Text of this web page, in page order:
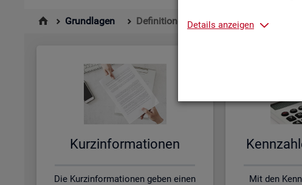
Details anzeigen
Grundlagen Definitionen
Kurz­in­for­ma­tio­nen
Die Kurzinformationen geben einen
Mit den